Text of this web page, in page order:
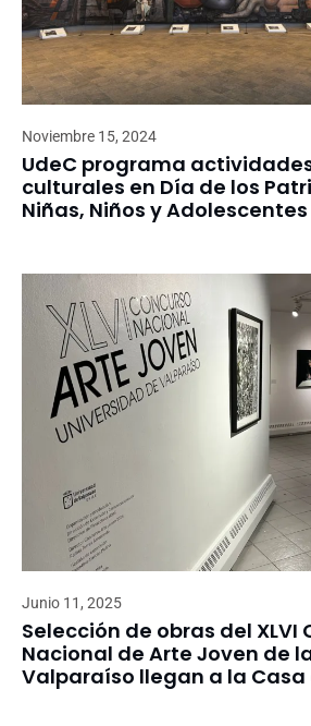
Noviembre 15, 2024
UdeC programa
culturales en Día de los
Niñas, Niños y Adolescentes
Junio 11, 2025
Selección de obras del XLVI
Nacional de Arte Joven de
Valparaíso llegan a la Casa